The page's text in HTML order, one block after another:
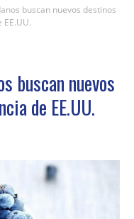
buscan nuevos destinos
buscan nuevos
de EE.UU.